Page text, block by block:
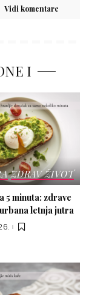
Vidi komentare
I
ZDRAV ŽIVOT
5 minuta: zdrave
letnja jutra